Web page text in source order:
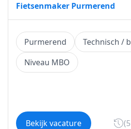
Fietsenmaker Purmerend
Purmerend
Technisch /
Niveau MBO
Bekijk vacature